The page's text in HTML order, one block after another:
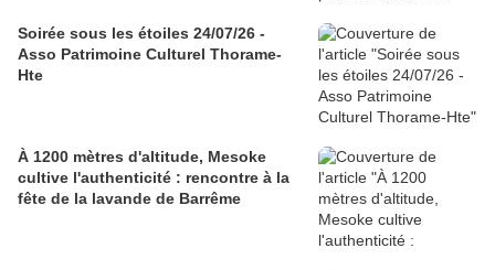
Soirée sous les étoiles 24/07/26 -
Asso Patrimoine Culturel Thorame-
Hte
À 1200 mètres d'altitude, Mesoke
cultive l'authenticité : rencontre à la
fête de la lavande de Barrême